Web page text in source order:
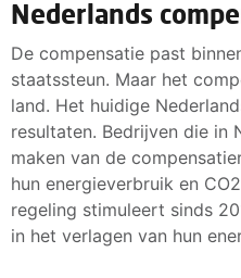
Nederlands
De compensatie past
staatssteun. Maar het
land. Het huidige
resultaten. Bedrijven die in
maken van de
hun energieverbruik en
regeling stimuleert sinds
in het verlagen van hun